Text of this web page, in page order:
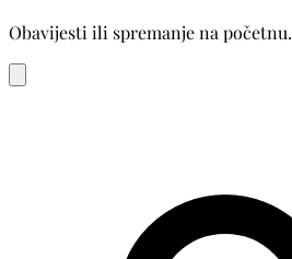
Obavijesti ili spremanje na početnu.